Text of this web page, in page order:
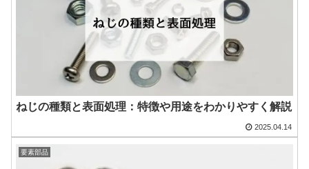
ねじの種類と表面処理：特徴や用途をわかりやすく解説
2025.04.14
要素部品